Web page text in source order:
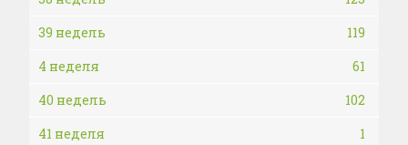
39 недель
119
4 неделя
61
40 недель
102
41 неделя
1